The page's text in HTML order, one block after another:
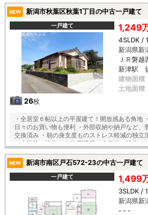
付 ・天候に影響されずお洗濯可能なサンルーム
レス温水洗浄便座
NEW 新潟市秋葉区秋葉1丁目の中古一戸建て
一戸建て
26枚
1,249
4SLDK /
新潟県新
ＪＲ磐
新津駅
建物面積
土地面積
・全居室６帖以上の平屋建て！開放感ある角地
日々のお買い物も便利 ・外部収納や納戸など、
交換済み ・朝の身支度ものストレス軽減の独立洗面台 【教育
一小学校 徒歩１５分 新津第一中学校 徒歩１８分 【おすすめ】
ング ・ランドリースペースにも最適な陽当り良
納など豊富な収納付き
NEW 新潟市南区戸石572-23の中古一戸建て
一戸建て 1,499
3SLDK /
新潟県新
- - -